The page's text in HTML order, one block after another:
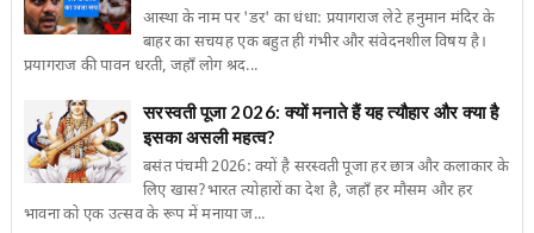
आस्था के नाम पर 'डर' का धंधा: प्रयागराज लेटे हनुमान मंदिर के
बाहर का सचयह एक बहुत ही गंभीर और संवेदनशील विषय है।
प्रयागराज की पावन धरती, जहाँ लोग श्रद...
सरस्वती पूजा 2026: क्यों मनाते हैं यह त्यौहार और क्या है
इसका असली महत्व?
बसंत पंचमी 2026: क्यों है सरस्वती पूजा हर छात्र और कलाकार के
लिए खास?भारत त्योहारों का देश है, जहाँ हर मौसम और हर
भावना को एक उत्सव के रूप में मनाया ज...